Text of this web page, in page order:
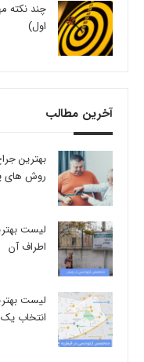
چند
اول)
آخرین مطالب
روش های
لیست
اطراف آن
لیست
انتخاب